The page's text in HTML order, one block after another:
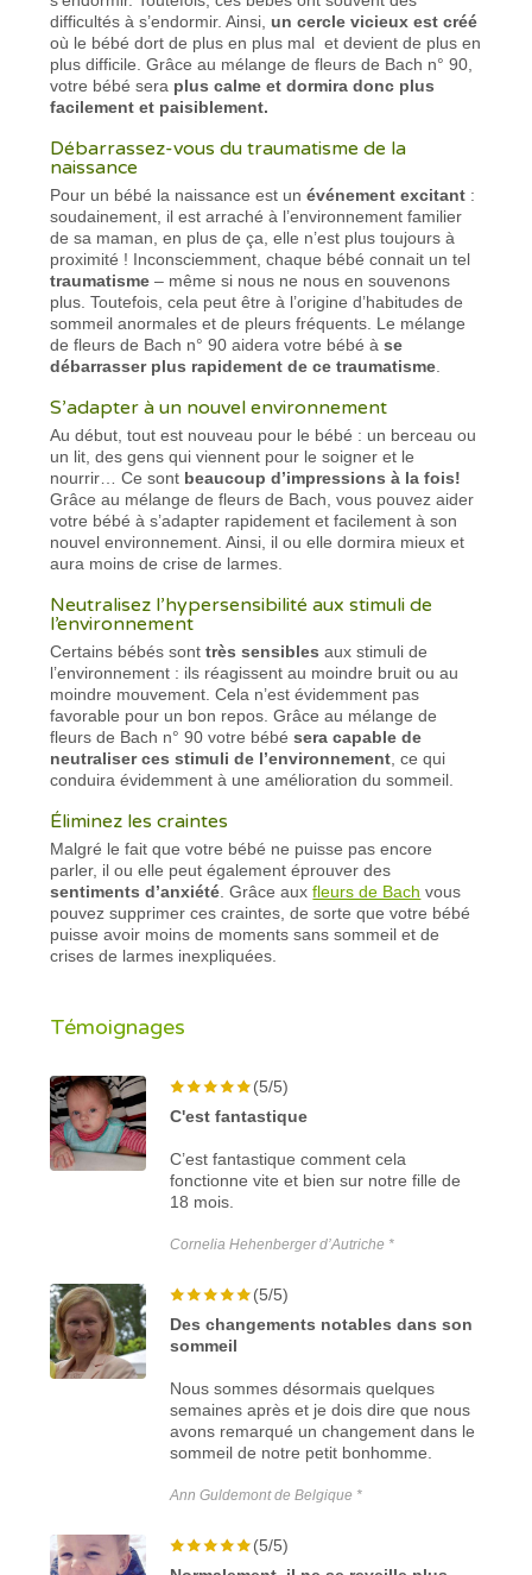
difficultés à s’endormir. Ainsi, un cercle vicieux est créé
où le bébé dort de plus en plus mal et devient de plus en
plus difficile. Grâce au mélange de fleurs de Bach n° 90,
votre bébé sera plus calme et dormira donc plus
facilement et paisiblement.
Débarrassez-vous du traumatisme de la
naissance
Pour un bébé la naissance est unévénement excitant :
soudainement, il est arraché à l’environnement familier
de sa maman, en plus de ça, elle n’est plus toujours à
proximité ! Inconsciemment, chaque bébé connait un tel
traumatisme – même si nous ne nous en souvenons
plus. Toutefois, cela peut être à l’origine d’habitudes de
sommeil anormales et de pleurs fréquents. Le mélange
de fleurs de Bach n° 90 aidera votre bébé àse
débarrasser plus rapidement de ce traumatisme
S’adapter à un nouvel environnement
Au début, tout est nouveau pour le bébé : un berceau ou
un lit, des gens qui viennent pour le soigner et le
nourrir… Ce sont beaucoup d’impressions à la fois!
Grâce au mélange de fleurs de Bach, vous pouvez aider
votre bébé à s’adapter rapidement et facilement à son
nouvel environnement. Ainsi, il ou elle dormira mieux et
aura moins de crise de larmes.
Neutralisez l’hypersensibilité aux stimuli de
l’environnement
Certains bébés sonttrès sensibles aux stimuli de
l’environnement : ils réagissent au moindre bruit ou au
moindre mouvement. Cela n’est évidemment pas
favorable pour un bon repos. Grâce au mélange de
fleurs de Bach n° 90 votre bébésera capable de
neutraliser ces stimuli de l’environnement , ce qui
conduira évidemment à une amélioration du sommeil.
Éliminez les craintes
Malgré le fait que votre bébé ne puisse pas encore
parler, il ou elle peut également éprouver des
sentiments d’anxiété . Grâce auxfleurs de Bach vous
pouvez supprimer ces craintes, de sorte que votre bébé
puisse avoir moins de moments sans sommeil et de
crises de larmes inexpliquées.
Témoignages
(5/5)
C'est fantastique
C’est fantastique comment cela
fonctionne vite et bien sur notre fille de
18 mois.
Cornelia Hehenberger d’Autriche *
(5/5)
Des changements notables dans son
sommeil
Nous sommes désormais quelques
semaines après et je dois dire que nous
avons remarqué un changement dans le
sommeil de notre petit bonhomme.
Ann Guldemont de Belgique *
(5/5)